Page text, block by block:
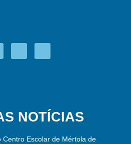
NOTÍCIAS
Centro Escolar de Mértola de